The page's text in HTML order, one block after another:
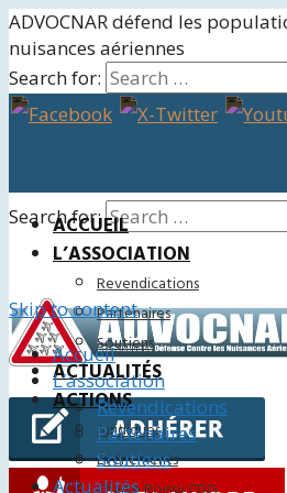
ADVOCNAR défend les
nuisances aériennes
Search for:
Search for:
ACCUEIL
L’ASSOCIATION
Revendications
Partenaires
Soutiens
ACTUALITÉS
ACTIONS
Juridiques
Événements
Skip to content
Accueil
L’association
Revendications
Partenaires
Soutiens
Actualités